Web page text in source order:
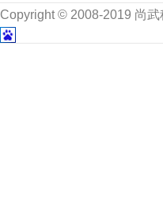
Copyright © 2008-2019 尚